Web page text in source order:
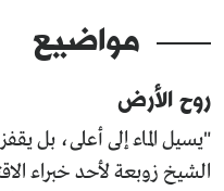
مواضيع
روح الأرض
"يسيل الماء إلى أعلى، بل
الشيخ زوبعة لأحد خبراء